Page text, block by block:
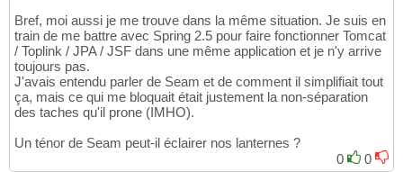
Bref, moi aussi je me trouve dans la même situation. Je suis en
train de me battre avec Spring 2.5 pour faire fonctionner Tomcat
/ Toplink / JPA / JSF dans une même application et je n'y arrive
toujours pas.
J'avais entendu parler de Seam et de comment il simplifiait tout
ça, mais ce qui me bloquait était justement la non-séparation
des taches qu'il prone (IMHO).
Un ténor de Seam peut-il éclairer nos lanternes ?
0
0